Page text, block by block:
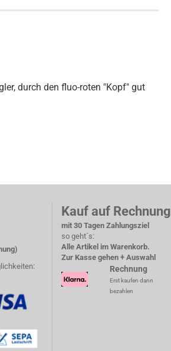
durch den fluo-roten "Kopf" gut
Kauf auf Rechnung
mit 30 Tagen Zahlungsziel
so geht´s:
Alle Artikel im Warenkorb.
Zur Kasse gehen + Auswahl
Rechnung
Erst kaufen dann
bezahlen